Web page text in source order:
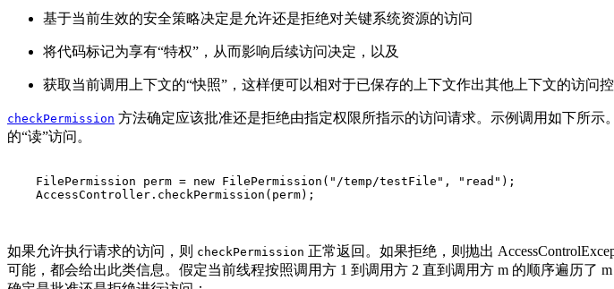
基于当前生效的安全策略决定是允许还是拒绝对关键系统资源的访问
将代码标记为享有“特权”，从而影响后续访问决定，以及
获取当前调用上下文的“快照”，这样便可以相对于已保存的上下文作出其他上下文的访问控
checkPermission 方法确定应该批准还是拒绝由指定权限所指示的访问请求。示例调用如下所示
的“读”访问。
    FilePermission perm = new FilePermission("/temp/testFile", "read");
    AccessController.checkPermission(perm);
如果允许执行请求的访问，则 checkPermission 正常返回。如果拒绝，则抛出
可能，都会给出此类信息。假定当前线程按照调用方 1 到调用方 2 直到调用方 m 的顺序遍历了